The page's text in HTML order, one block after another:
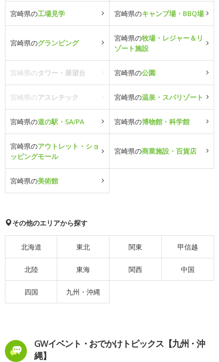
宮崎県の工場見学 宮崎県のキャンプ場・BBQ場
宮崎県のグランピング
宮崎県の牧場・レジャー＆リ
ゾート施設
宮崎県のタワー・展望台 宮崎県の公園
宮崎県のアスレチック 宮崎県の温泉・スパリゾート
宮崎県の道の駅・SA/PA 宮崎県の博物館・科学館
宮崎県のアウトレット・ショ
ッピングモール
宮崎県の商業施設・百貨店
宮崎県の美術館
その他のエリアから探す
北海道 東北 関東 甲信越
北陸 東海 関西 中国
四国 九州・沖縄
GWイベント・おでかけトピックス【九州・沖
縄】